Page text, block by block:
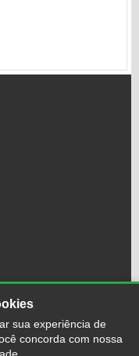
os direitos
sua experiência de
concorda com nossa